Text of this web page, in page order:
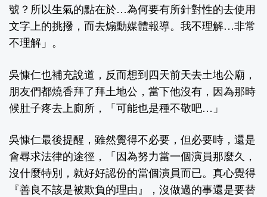
號？所以生氣的點在於…為何要有所針對性的去使用
文字上的挑撥，而去煽動媒體報導。我不理解…非常
不理解」。
吳慷仁也補充說道，反而想到四天前天去土地公廟，
朋友們都燒香拜了拜土地公，當下他沒有，因為那時
候肚子疼去上廁所，「可能也是種不敬吧…」
吳慷仁最後提醒，雖然覺得不必要，但必要時，還是
會尋求法律的途徑，「因為努力當一個演員那麼久，
沒什麼特別，就好好認份的當個演員而已。真心覺得
『善良不該是被欺負的理由』，沒做過的事還是要替